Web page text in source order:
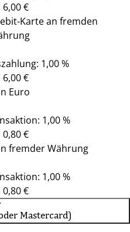
€
Karte an fremden
1,00 %
€
Euro
1,00 %
€
fremder Währung
1,00 %
€
Mastercard)